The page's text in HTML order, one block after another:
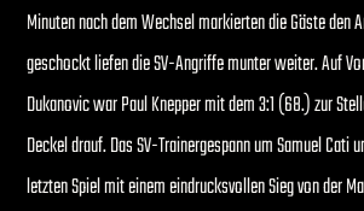
Minuten nach dem Wechsel markierten die Gäste den
geschockt liefen die SV-Angriffe munter weiter. Auf
Dukanovic war Paul Knepper mit dem 3:1 (68.) zur
Deckel drauf. Das SV-Trainergespann um Samuel Cati
letzten Spiel mit einem eindrucksvollen Sieg von der